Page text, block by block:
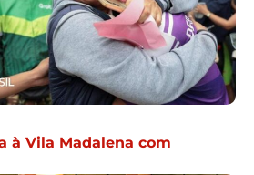
à Vila Madalena com